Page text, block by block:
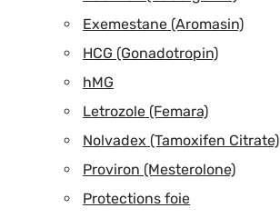
Exemestane (Aromasin)
HCG (Gonadotropin)
hMG
Letrozole (Femara)
Nolvadex (Tamoxifen Citrate)
Proviron (Mesterolone)
Protections foie